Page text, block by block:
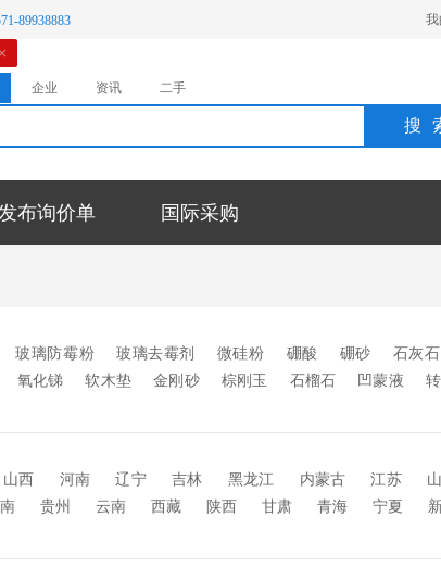
89938883
企业 资讯 二手
搜
布询价单 国际采购
玻璃防霉粉 玻璃去霉剂 微硅粉 硼酸 硼砂 石灰石
氧化锑 软木垫 金刚砂 棕刚玉 石榴石 凹蒙液
烤漆 SGP胶片 玻璃油墨 玻璃油漆 玻璃颜料 玻璃涂
料 其它
山西 河南 辽宁 吉林 黑龙江 内蒙古 江苏
贵州 云南 西藏 陕西 甘肃 青海 宁夏